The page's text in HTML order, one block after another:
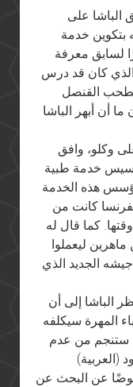
الباشا على
بتكوين خدمة
لسابق معرفة
الذي كان قد درس
القنصل
أن أبهر الباشا
وكلو، وافق
خدمة طبية
هذه الخدمة
كانت من
كما قال له
ليعملوا
الجديد الذي
الباشا إلى أن
المهرة سيكلفه
ستنجم من عدم
(العربية)
عوضًا عن البحث عن